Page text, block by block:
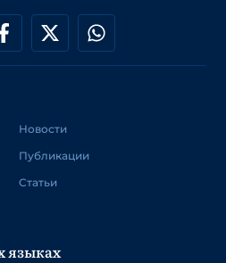
Новости
Публикации
Статьи
языках